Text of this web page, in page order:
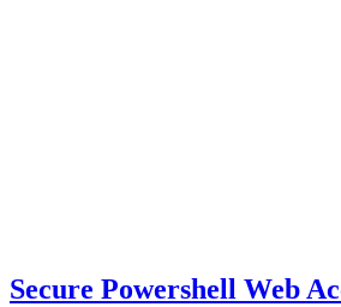
Secure Powershell Web